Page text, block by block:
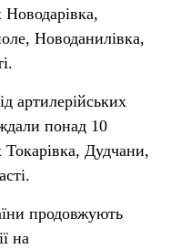
Новоданилівка,
артилерійських
понад 10
Токарівка, Дудчани,
продовжують
на